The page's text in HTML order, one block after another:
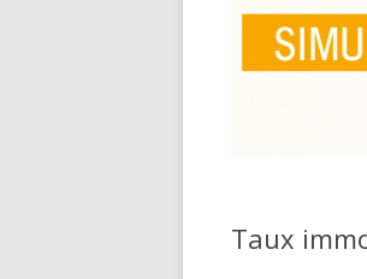
Taux